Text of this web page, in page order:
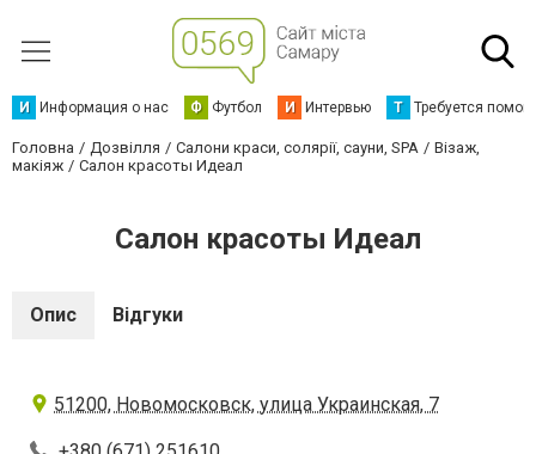
И Информация о нас Ф Футбол И Интервью Т Требуется
Головна Дозвілля Салони краси, солярії, сауни, SPA
Візаж,
макіяж
Салон красоты Идеал
Салон красоты Идеал
Опис Відгуки
51200, Новомосковск, улица Украинская, 7